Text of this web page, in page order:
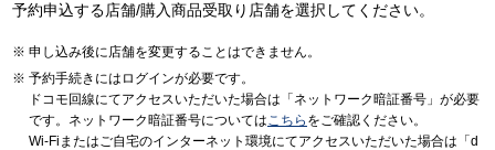
予約申込する店舗/購入商品受取り店舗を選択してください。
申し込み後に店舗を変更することはできません。
予約手続きにはログインが必要です。
ドコモ回線にてアクセスいただいた場合は「ネットワーク暗証番号」が必要
です。ネットワーク暗証番号についてはこちら をご確認ください。
Wi-Fiまたはご自宅のインターネット環境にてアクセスいただいた場合は「d